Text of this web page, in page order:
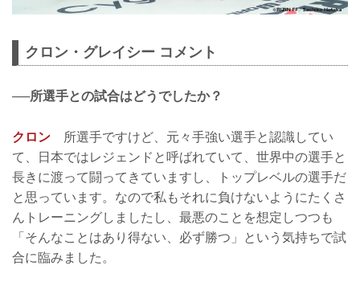
クロン・グレイシー コメント
──所選手との試合はどうでしたか？
クロン 所選手ですけど、元々手強い選手と認識してい
て、日本ではレジェンドと呼ばれていて、世界中の選手と
長きに渡って闘ってきていますし、トップレベルの選手だ
と思っています。なので私もそれに負けないようにたくさ
んトレーニングしましたし、最悪のことを想定しつつも
「そんなことはあり得ない、必ず勝つ」という気持ちで試
合に臨みました。